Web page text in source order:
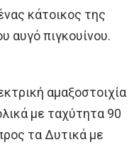
κάτοικος της
αυγό πιγκουίνου.
αμαξοστοιχία
με ταχύτητα 90
τα Δυτικά με